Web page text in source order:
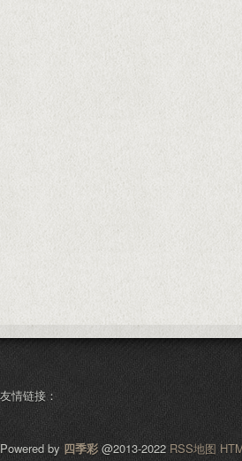
友情链接：
Powered by 四季彩 @2013-2022 RSS地图